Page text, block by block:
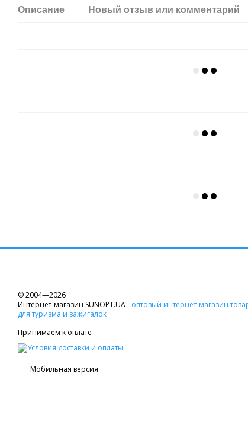
Описание Новый отзыв или комментарий
© 2004—2026
Интернет-магазин SUNOPT.UA - оптовый интернет-магазин
для туризма и зажигалок
Принимаем к оплате
Мобильная версия